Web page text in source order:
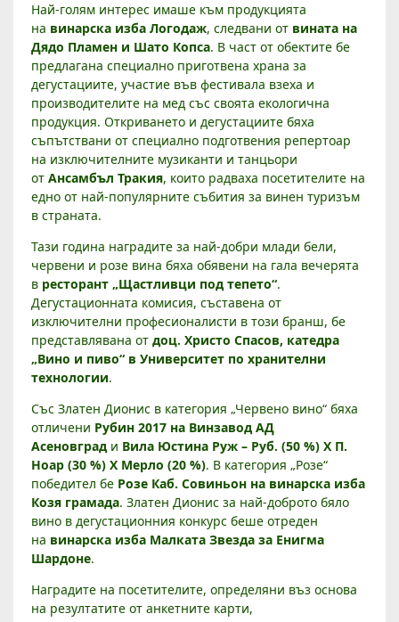
А
Н
И
Е
Н
А
„
Д
Е
Ф
И
Л
Е
Н
А
М
Л
А
Д
О
Т
О
В
И
Н
О
“
Р
Е
Г
Най-голям интерес имаше към продукцията
на винарска изба Логодаж, следвани от вината на
Дядо Пламен и Шато Копса. В част от обектите бе
предлагана специално приготвена храна за
дегустациите, участие във фестивала взеха и
производителите на мед със своята екологична
продукция. Откриването и дегустациите бяха
съпътствани от специално подготвения репертоар
на изключителните музиканти и танцьори
от Ансамбъл Тракия, които радваха посетителите на
едно от най-популярните събития за винен туризъм
в страната.
Тази година наградите за най-добри млади бели,
червени и розе вина бяха обявени на гала вечерята
в ресторант „Щастливци под тепето“.
Дегустационната комисия, съставена от
изключителни професионалисти в този бранш, бе
представлявана от доц. Христо Спасов, катедра
„Вино и пиво“ в Университет по хранителни
технологии.
Със Златен Дионис в категория „Червено вино“ бяха
отличени Рубин 2017 на Винзавод АД
Асеновгради Вила Юстина Руж – Руб. (50 %) X П.
Ноар (30 %) X Мерло (20 %). В категория „Розе“
победител бе Розе Каб. Совиньон на винарска изба
Козя грамада. Златен Дионис за най-доброто бяло
вино в дегустационния конкурс беше отреден
на винарска изба Малката Звезда за Енигма
Шардоне.
Наградите на посетителите, определяни въз основа
на резултатите от анкетните карти,